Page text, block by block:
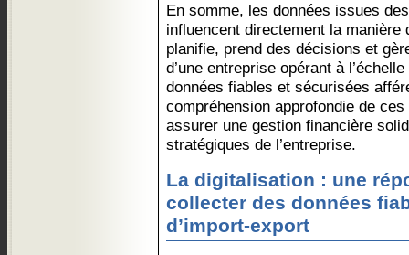
En somme, les données issues
influencent directement la
planifie, prend des décisions et
d’une entreprise opérant à
données fiables et sécurisées
compréhension approfondie de
assurer une gestion financière
stratégiques de l’entreprise.
La digitalisation : une
collecter des données
d’import-export